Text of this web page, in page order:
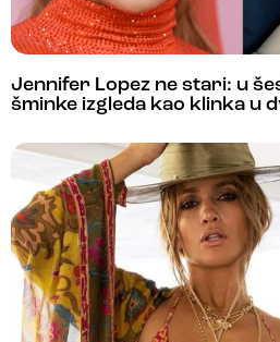
Jennifer Lopez ne stari: u
šminke izgleda kao klinka u